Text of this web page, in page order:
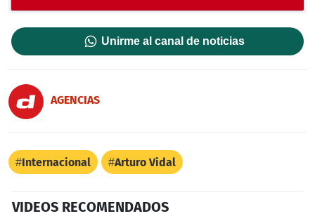
Unirme al canal de noticias
AGENCIAS
Internacional Arturo Vidal
VIDEOS RECOMENDADOS